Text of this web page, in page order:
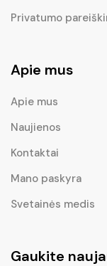
Privatumo
Apie mus
Apie mus
Naujienos
Kontaktai
Mano paskyra
Svetainės medis
Gaukite